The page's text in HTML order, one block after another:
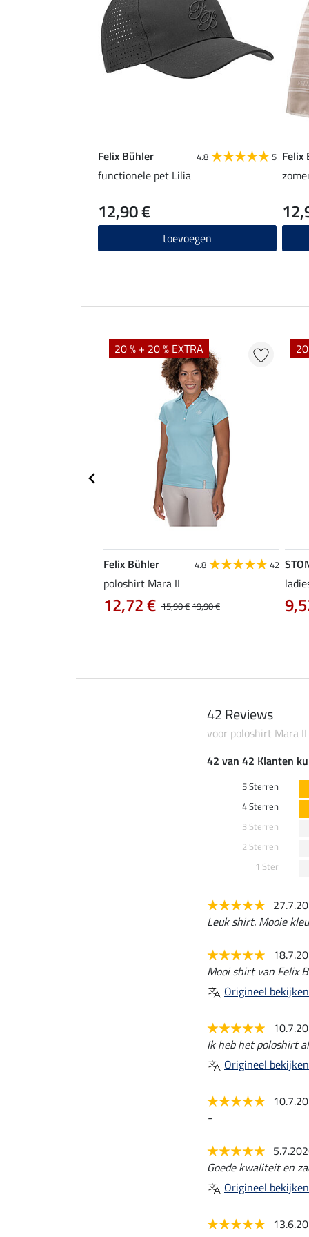
Felix Bühler 4.8 5
functionele pet Lilia
12,90 €
toevoegen
Felix
20 % + 20 % EXTRA
Felix Bühler 4.8 42
poloshirt Mara II
15,90 €19,90 €
12,72 €
42 Reviews
voor poloshirt Mara II
42 van 42 Klanten
5 Sterren
4 Sterren
3 Sterren
2 Sterren
1 Ster
Leuk shirt. Mooie
Mooi shirt van Felix
Origineel bekijken
Ik heb het poloshirt
Origineel bekijken
-
Goede kwaliteit en
Origineel bekijken